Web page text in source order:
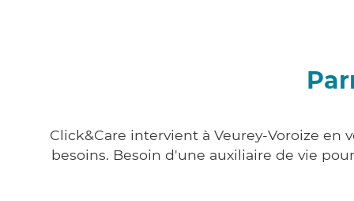
Click&Care intervient à Veurey-Voroize en
besoins. Besoin d'une auxiliaire de vie